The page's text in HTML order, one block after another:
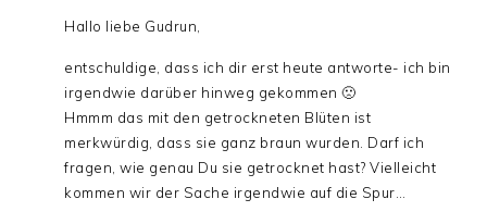
Hallo liebe Gudrun,
entschuldige, dass ich dir erst heute antworte- ich bin
irgendwie darüber hinweg gekommen 🙁
Hmmm das mit den getrockneten Blüten ist
merkwürdig, dass sie ganz braun wurden. Darf ich
fragen, wie genau Du sie getrocknet hast? Vielleicht
kommen wir der Sache irgendwie auf die Spur…